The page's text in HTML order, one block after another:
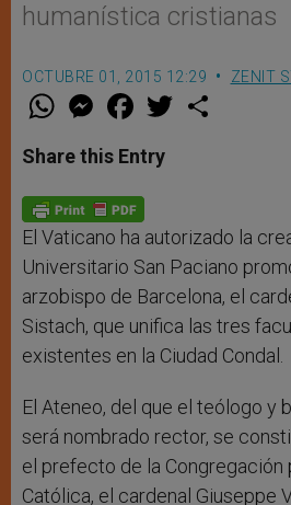
humanística cristianas
OCTUBRE 01, 2015 12:29 ZENIT
W
t
s
p
p
M
e
s
e
g
e
r
F
a
e
b
o
k
w
Share this Entry
El Vaticano ha autorizado la
Universitario San Paciano
arzobispo de Barcelona, el
Sistach, que unifica las tres
existentes en la Ciudad Condal.
El Ateneo, del que el teólogo y
será nombrado rector, se
el prefecto de la Congregación
Católica, el cardenal Giuseppe